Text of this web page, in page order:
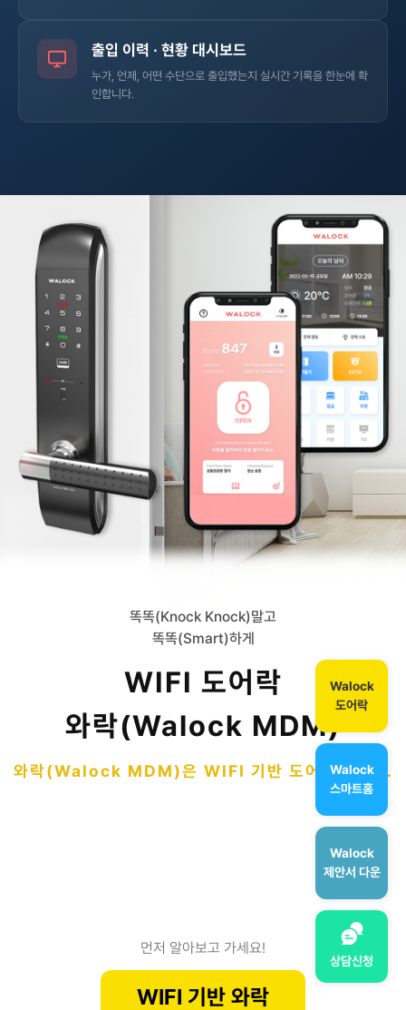
Walock
도어락
Walock
스마트홈
Walock
제안서 다운
상담신청
출입 이력 · 현황 대시보드
누가, 언제, 어떤 수단으로 출입했는지 실시간 기록을 한눈에 확
인합니다.
똑똑(Knock Knock)말고
똑똑(Smart)하게
WIFI 도어락
와락(Walock MDM)
와락(Walock MDM)은 WIFI 기반 도어락입니다.
먼저 알아보고 가세요!
WIFI 기반 와락